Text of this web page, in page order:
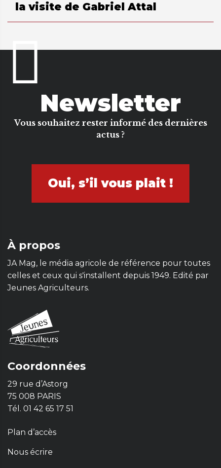
la visite de Gabriel Attal
Newsletter
Vous souhaitez rester informé des dernières
actus ?
Oui, s’il vous plait !
À propos
JA Mag, le média agricole de référence pour toutes
celles et ceux qui s'installent depuis 1949. Edité par
Jeunes Agriculteurs.
Coordonnées
29 rue d’Astorg
75 008 PARIS
Tél. 01 42 65 17 51
Plan d’accès
Nous écrire